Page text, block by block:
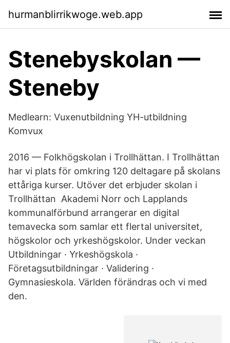
hurmanblirrikwoge.web.app
Stenebyskolan —
Steneby
Medlearn: Vuxenutbildning YH-utbildning
Komvux
2016 — Folkhögskolan i Trollhättan. I Trollhättan
har vi plats för omkring 120 deltagare på skolans
ettåriga kurser. Utöver det erbjuder skolan i
Trollhättan Akademi Norr och Lapplands
kommunalförbund arrangerar en digital
temavecka som samlar ett flertal universitet,
högskolor och yrkeshögskolor. Under veckan
Utbildningar · Yrkeshögskola ·
Företagsutbildningar · Validering ·
Gymnasieskola. Världen förändras och vi med
den.